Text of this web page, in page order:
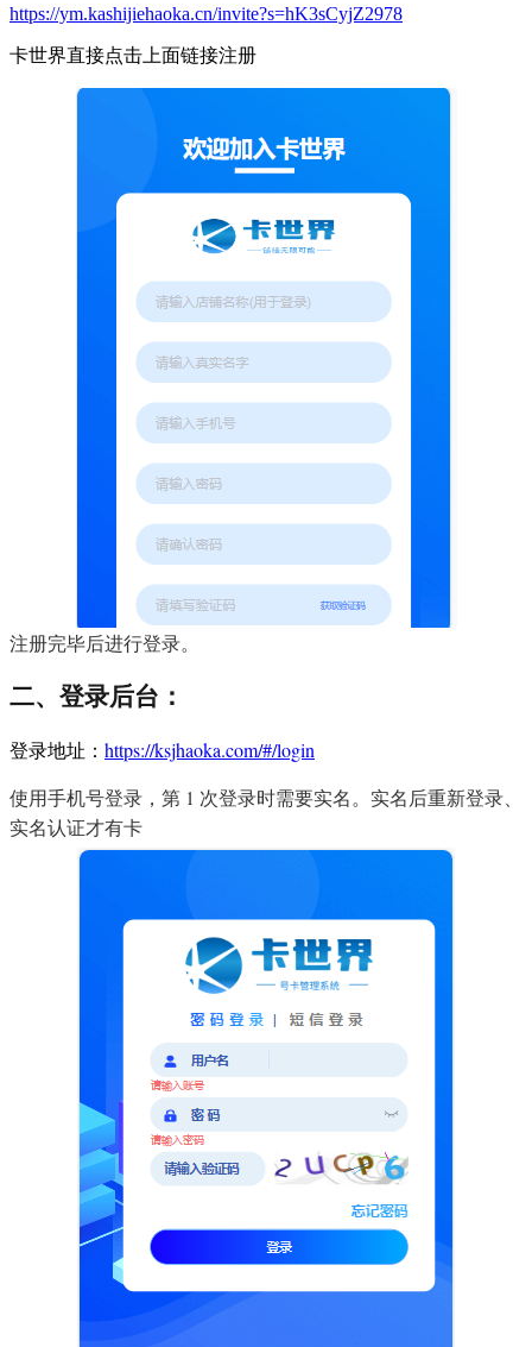
https://ym.kashijiehaoka.cn/invite?s=hK3sCyjZ2978
卡世界直接点击上面链接注册
注册完毕后进行登录。
二、登录后台：
登录地址： https://ksjhaoka.com/#/login
使用手机号登录，第 1 次登录时需要实名。实名后重新登录、
实名认证才有卡